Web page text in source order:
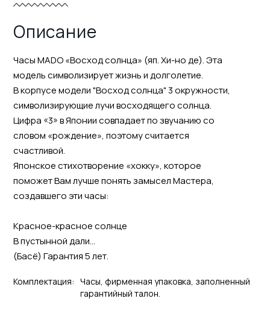
Описание
Часы MADO «Восход солнца» (яп. Хи-но де). Эта
модель символизирует жизнь и долголетие.
В корпусе модели "Восход солнца" 3 окружности,
символизирующие лучи восходящего солнца.
Цифра «3» в Японии совпадает по звучанию со
словом «рождение», поэтому считается
счастливой.
Японское стихотворение «хокку», которое
поможет Вам лучше понять замысел Мастера,
создавшего эти часы:
Красное-красное солнце
В пустынной дали...
(Басё) Гарантия 5 лет.
Комплектация: Часы, фирменная упаковка, заполненный
гарантийный талон.